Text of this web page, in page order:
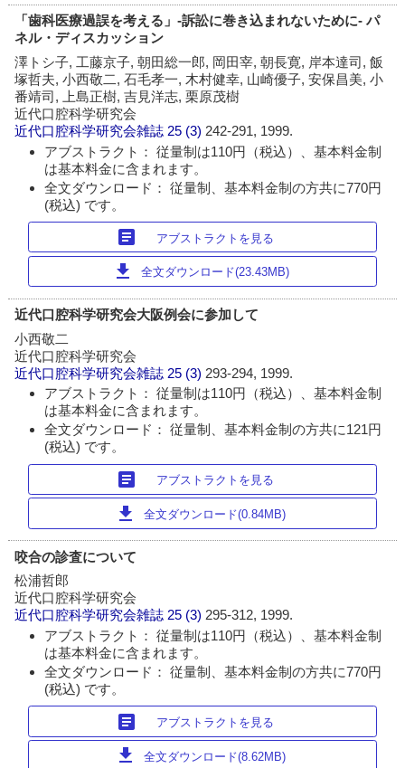
「歯科医療過誤を考える」-訴訟に巻き込まれないために- パ
ネル・ディスカッション
澤トシ子, 工藤京子, 朝田総一郎, 岡田宰, 朝長寛, 岸本達司, 飯
塚哲夫, 小西敬二, 石毛孝一, 木村健幸, 山崎優子, 安保昌美, 小
番靖司, 上島正樹, 吉見洋志, 栗原茂樹
近代口腔科学研究会
近代口腔科学研究会雑誌 25 (3) 242-291, 1999.
アブストラクト： 従量制は110円（税込）、基本料金制
は基本料金に含まれます。
全文ダウンロード： 従量制、基本料金制の方共に770円
(税込) です。
article アブストラクトを見る
download 全文ダウンロード(23.43MB)
近代口腔科学研究会大阪例会に参加して
小西敬二
近代口腔科学研究会
近代口腔科学研究会雑誌 25 (3) 293-294, 1999.
アブストラクト： 従量制は110円（税込）、基本料金制
は基本料金に含まれます。
全文ダウンロード： 従量制、基本料金制の方共に121円
(税込) です。
article アブストラクトを見る
download 全文ダウンロード(0.84MB)
咬合の診査について
松浦哲郎
近代口腔科学研究会
近代口腔科学研究会雑誌 25 (3)295-312, 1999.
アブストラクト： 従量制は110円（税込）、基本料金制
は基本料金に含まれます。
全文ダウンロード： 従量制、基本料金制の方共に770円
(税込) です。
article アブストラクトを見る
download 全文ダウンロード(8.62MB)